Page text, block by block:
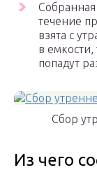
течение
взята с
в
попадут
Сбор
Из чего